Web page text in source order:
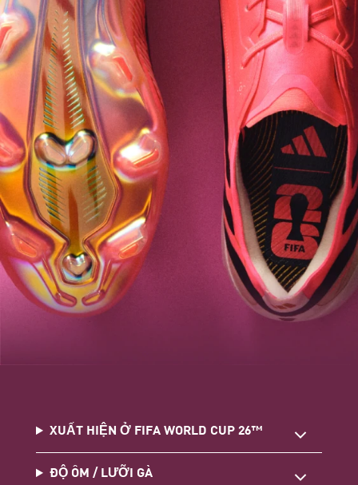
XUẤT HIỆN Ở FIFA WORLD CUP 26™
ĐỘ ÔM / LƯỠI GÀ